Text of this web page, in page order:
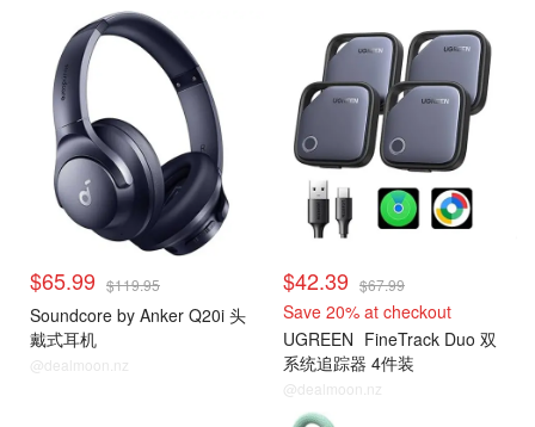
$65.99 $119.95
Soundcore by Anker Q20i 头
戴式耳机
@dealmoon.nz
$42.39 $67.99
Save 20% at checkout
UGREEN FineTrack Duo 双
系统追踪器 4件装
@dealmoon.nz